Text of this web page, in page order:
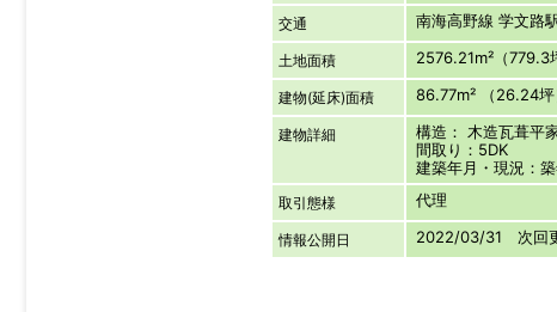
交通 南海高野線 学文路
土地面積 2576.21m²（779.3
建物(延床)面積 86.77m² （26.24坪
建物詳細
構造： 木造瓦葺平
間取り：5DK
建築年月・現況：
取引態様 代理
情報公開日 2022/03/31 次回